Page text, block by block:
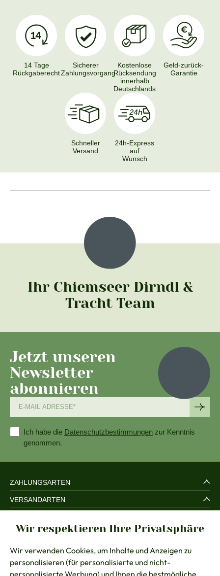
14 Tage
Rückgaberecht
Sicherer
Zahlungsvorgang
Kostenlose
Rücksendung
innerhalb
Deutschlands
Geld-zurück-
Garantie
Schneller
Versand
24h-Express
auf
Wunsch
Ihr Chiemseer Dirndl &
Tracht Team
Jetzt unseren
Newsletter
abonnieren
Ich habe die Datenschutzbestimmungen zur Kenntnis
genommen.
ZAHLUNGSARTEN
VERSANDARTEN
RECHTLICHES
BERATUNG
KONTAKT
Wir respektieren Ihre Privatsphäre
Wir verwenden Cookies, um Inhalte und Anzeigen zu
personalisieren (für personalisierte und nicht-
personalisierte Werbung) und Ihnen die bestmögliche